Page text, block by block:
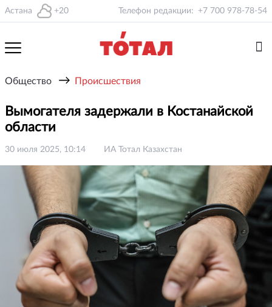
Астана +20 Телефон редакции: +7 700 978-78-54
Общество → Происшествия
Вымогателя задержали в Костанайской
области
30 июля 2025, 10:14 ИА Тотал Казахстан